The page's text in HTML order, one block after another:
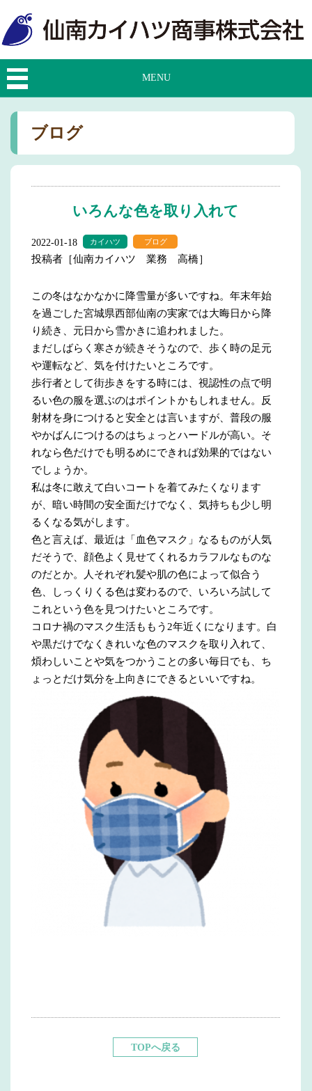
MENU
ブログ
いろんな色を取り入れて
2022-01-18 カイハツ ブログ
投稿者［仙南カイハツ 業務 高橋］
この冬はなかなかに降雪量が多いですね。年末年始
を過ごした宮城県西部仙南の実家では大晦日から降
り続き、元日から雪かきに追われました。
まだしばらく寒さが続きそうなので、歩く時の足元
や運転など、気を付けたいところです。
歩行者として街歩きをする時には、視認性の点で明
るい色の服を選ぶのはポイントかもしれません。反
射材を身につけると安全とは言いますが、普段の服
やかばんにつけるのはちょっとハードルが高い。そ
れなら色だけでも明るめにできれば効果的ではない
でしょうか。
私は冬に敢えて白いコートを着てみたくなります
が、暗い時間の安全面だけでなく、気持ちも少し明
るくなる気がします。
色と言えば、最近は「血色マスク」なるものが人気
だそうで、顔色よく見せてくれるカラフルなものな
のだとか。人それぞれ髪や肌の色によって似合う
色、しっくりくる色は変わるので、いろいろ試して
これという色を見つけたいところです。
コロナ禍のマスク生活ももう2年近くになります。白
や黒だけでなくきれいな色のマスクを取り入れて、
煩わしいことや気をつかうことの多い毎日でも、ち
ょっとだけ気分を上向きにできるといいですね。
TOPへ戻る